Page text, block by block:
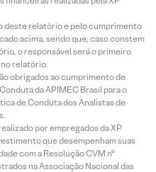
deste relatório e pelo cumprimento
acima, sendo que, caso constem
o responsável será o primeiro
relatório.
obrigados ao cumprimento de
da APIMEC Brasil para o
de Conduta dos Analistas de
por empregados da XP
que desempenham suas
com a Resolução CVM nº
na Associação Nacional das